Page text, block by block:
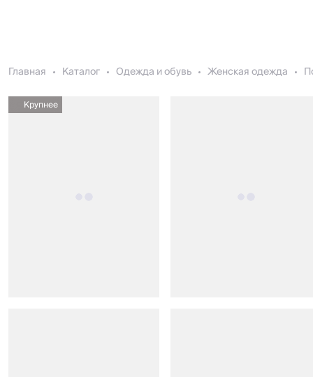
Главная Каталог Одежда и обувь Женская одежда
Крупнее